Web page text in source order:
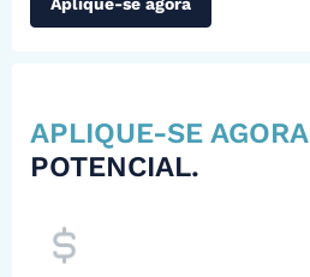
APLIQUE-SE AGORA
POTENCIAL.